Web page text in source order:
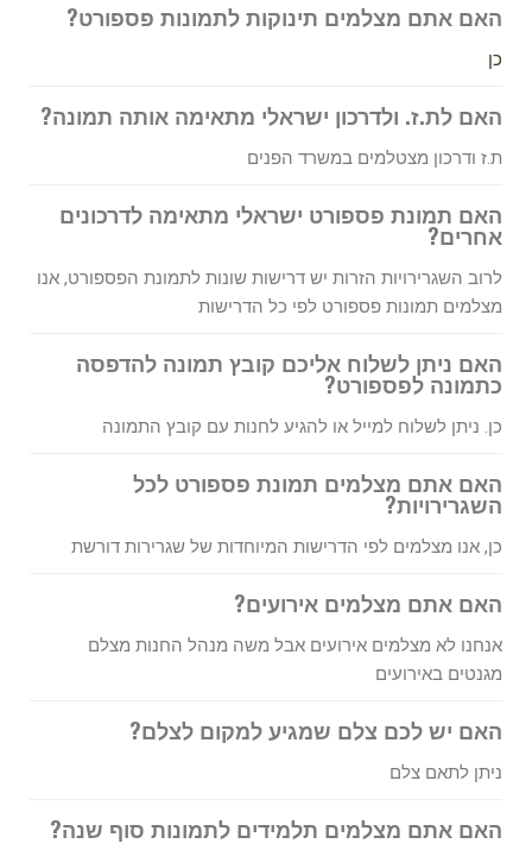
האם אתם מצלמים תינוקות לתמונות פספורט?
כן
האם לת.ז. ולדרכון ישראלי מתאימה אותה תמונה?
ת.ז ודרכון מצטלמים במשרד הפנים
האם תמונת פספורט ישראלי מתאימה לדרכונים
אחרים?
לרוב השגרירויות הזרות יש דרישות שונות לתמונת הפספורט, אנו
מצלמים תמונות פספורט לפי כל הדרישות
האם ניתן לשלוח אליכם קובץ תמונה להדפסה
כתמונה לפספורט?
כן. ניתן לשלוח למייל או להגיע לחנות עם קובץ התמונה
האם אתם מצלמים תמונת פספורט לכל
השגרירויות?
כן, אנו מצלמים לפי הדרישות המיוחדות של שגרירות דורשת
האם אתם מצלמים אירועים?
אנחנו לא מצלמים אירועים אבל משה מנהל החנות מצלם
מגנטים באירועים
האם יש לכם צלם שמגיע למקום לצלם?
ניתן לתאם צלם
האם אתם מצלמים תלמידים לתמונות סוף שנה?